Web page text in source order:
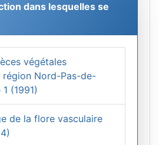
dans lesquelles se
végétales
région Nord-Pas-de-
(1991)
de la flore vasculaire